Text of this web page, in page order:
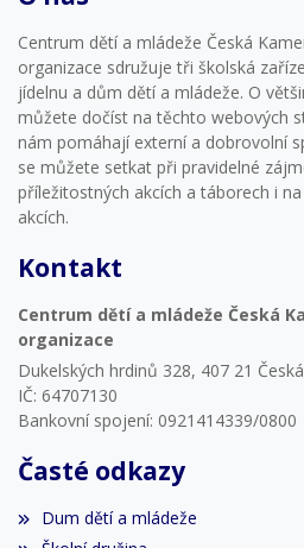
Centrum dětí a mládeže Česká
organizace sdružuje tři školská
jídelnu a dům dětí a mládeže. O
můžete dočíst na těchto webových
nám pomáhají externí a dobrovolní
se můžete setkat při pravidelné
příležitostných akcích a táborech i
akcích.
Kontakt
Centrum dětí a mládeže Česká
organizace
Dukelských hrdinů 328, 407 21
IČ: 64707130
Bankovní spojení: 0921414339/0800
Časté odkazy
Dum dětí a mládeže